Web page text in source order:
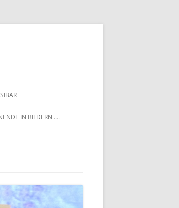
IN BILDERN ….